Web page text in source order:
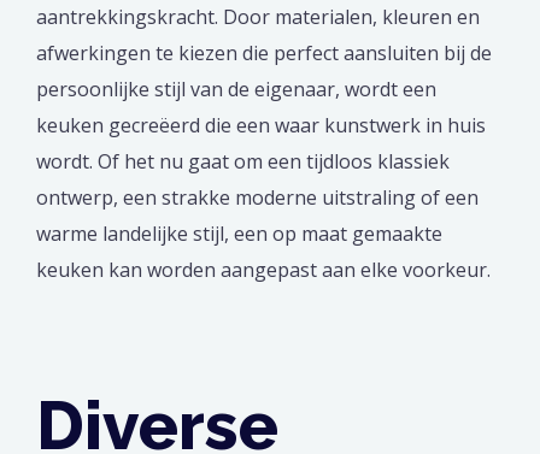
aantrekkingskracht. Door materialen, kleuren en
afwerkingen te kiezen die perfect aansluiten bij de
persoonlijke stijl van de eigenaar, wordt een
keuken gecreëerd die een waar kunstwerk in huis
wordt. Of het nu gaat om een tijdloos klassiek
ontwerp, een strakke moderne uitstraling of een
warme landelijke stijl, een op maat gemaakte
keuken kan worden aangepast aan elke voorkeur.
Diverse